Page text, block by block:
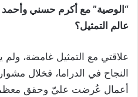
“الوصية” مع أكرم حسني وأحمد
عالم التمثيل؟
علاقتي مع التمثيل غامضة، ولم
النجاح في الدراما، فخلال
أعمال عُرضت عليّ وحقق معظمها